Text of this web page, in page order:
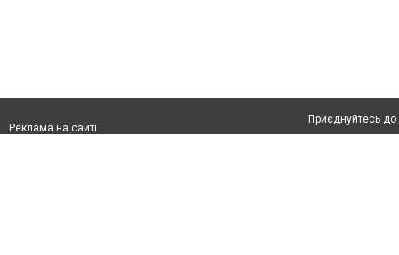
Реклама на сайті
Приєднуйтесь до